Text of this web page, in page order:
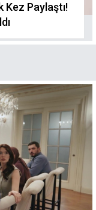
Kez Paylaştı!